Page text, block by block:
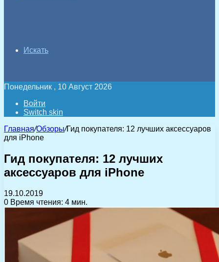
Искать
Понедельник , 10 Август 2026
Войти
Switch skin
Главная/Обзоры/Гид покупателя: 12 лучших аксессуаров
для iPhone
Гид покупателя: 12 лучших
аксессуаров для iPhone
19.10.2019
0 Время чтения: 4 мин.